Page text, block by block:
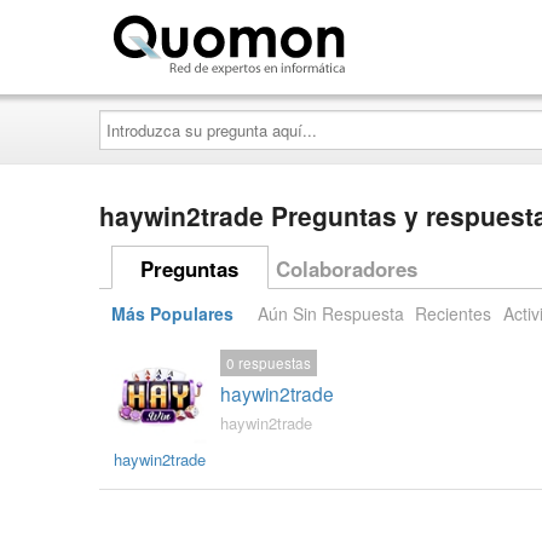
Introduzca
su
pregunta
aquí...
haywin2trade Preguntas y
Preguntas Colaboradores
Más Populares Aún Sin Respuesta Recientes
haywin2trade
haywin2trade
0 respuestas
haywin2trade